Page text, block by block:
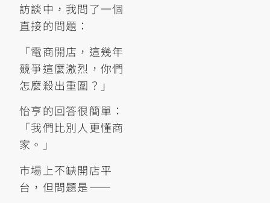
訪談中，我問了一個
直接的問題：
「電商開店，這幾年
競爭這麼激烈，你們
怎麼殺出重圍？」
怡亨的回答很簡單：
「我們比別人更懂商
家。」
市場上不缺開店平
台，但問題是——